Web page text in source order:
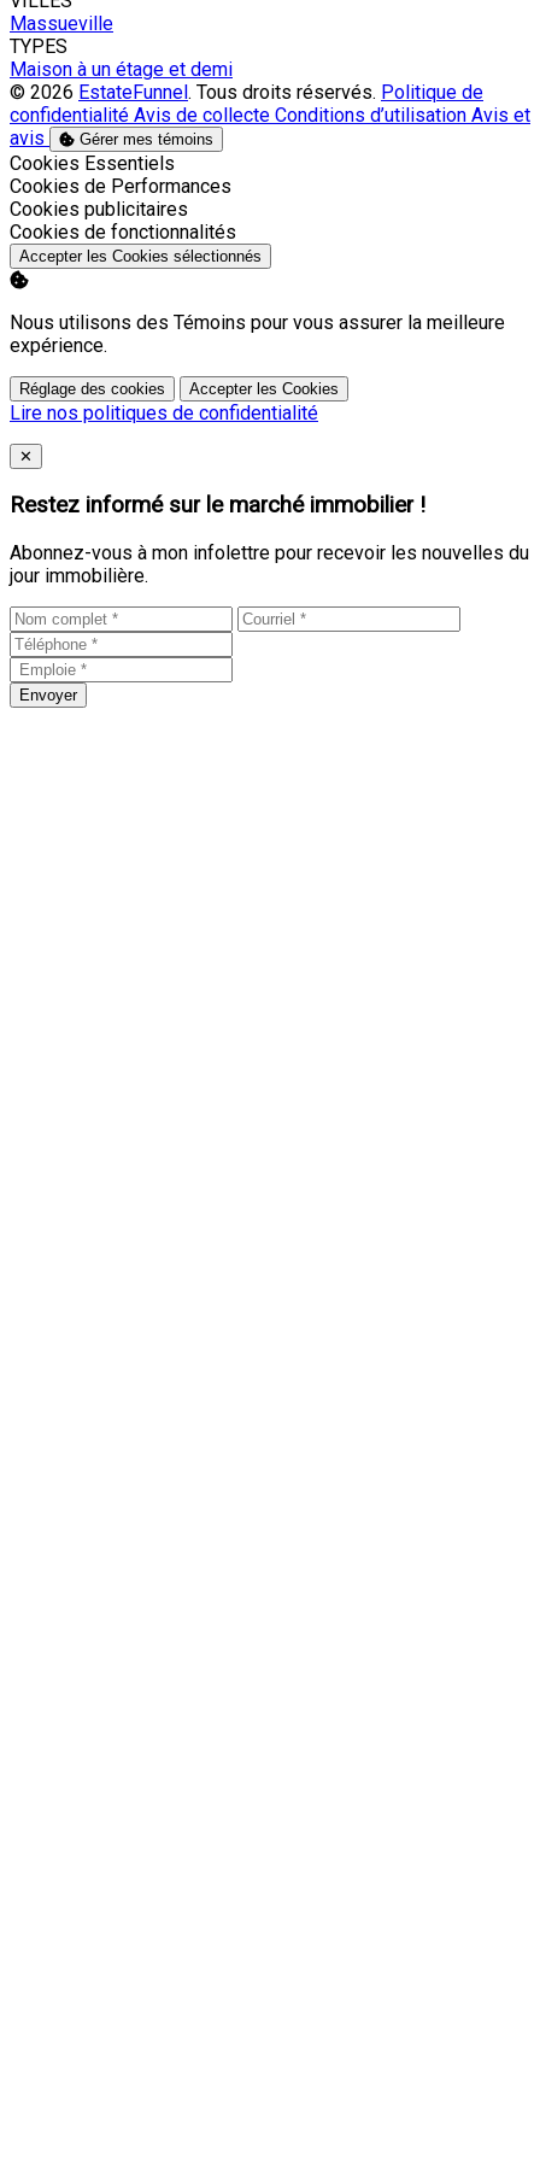
Massueville
TYPES
Maison à un étage et demi
© 2026 EstateFunnel . Tous droits réservés. Politique de
confidentialité Avis de collecte Conditions d’utilisation Avis et
avis
Gérer mes témoins
Activer
Cookies Essentiels
Activer
Cookies de Performances
Activer
Cookies publicitaires
Activer
Cookies de fonctionnalités
Accepter les Cookies sélectionnés
Nous utilisons des Témoins pour vous assurer la meilleure
expérience.
Réglage des cookies Accepter les Cookies
Lire nos politiques de confidentialité
Close
✕
Restez informé sur le marché immobilier !
Abonnez-vous à mon infolettre pour recevoir les nouvelles du
jour immobilière.
Envoyer